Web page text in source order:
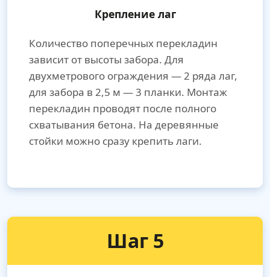
Крепление лаг
Количество поперечных перекладин
зависит от высоты забора. Для
двухметрового ограждения — 2 ряда лаг,
для забора в 2,5 м — 3 планки. Монтаж
перекладин проводят после полного
схватывания бетона. На деревянные
стойки можно сразу крепить лаги.
Шаг 5